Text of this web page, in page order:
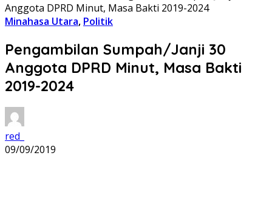
Anggota DPRD Minut, Masa Bakti 2019-2024
Minahasa Utara, Politik
Pengambilan Sumpah/Janji 30
Anggota DPRD Minut, Masa Bakti
2019-2024
red_
09/09/2019